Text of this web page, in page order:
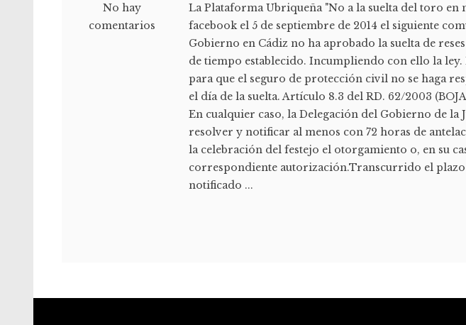
No hay
comentarios
La Plataforma Ubriqueña "No a la suelta del toro en
facebook el 5 de septiembre de 2014 el siguiente
Gobierno en Cádiz no ha aprobado la suelta de
de tiempo establecido. Incumpliendo con ello la ley.
para que el seguro de protección civil no se haga
el día de la suelta. Artículo 8.3 del RD. 62/2003
En cualquier caso, la Delegación del Gobierno de la
resolver y notificar al menos con 72 horas de
la celebración del festejo el otorgamiento o, en su
correspondiente autorización.Transcurrido el plazo
notificado ...